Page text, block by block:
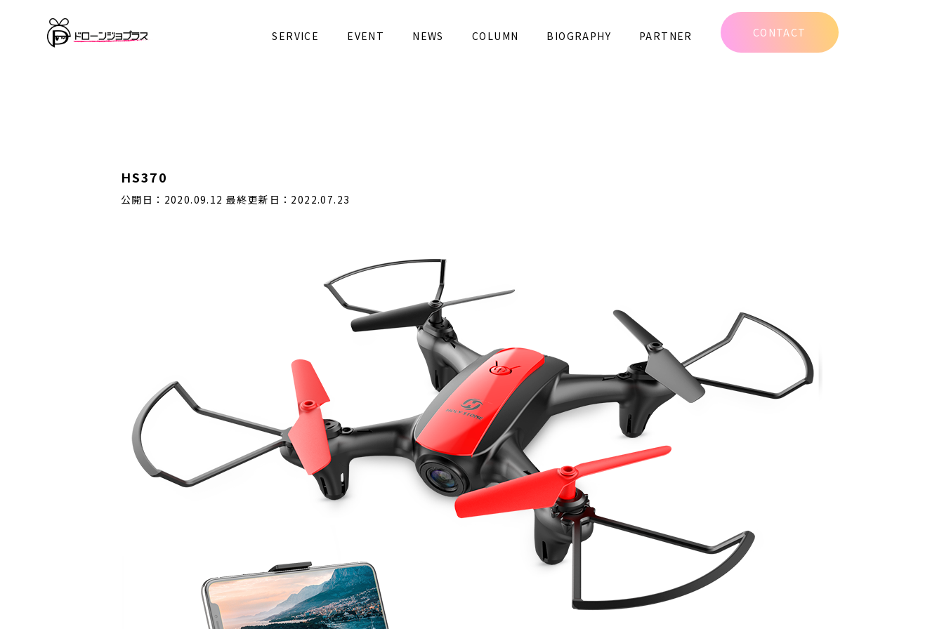
SERVICE EVENT NEWS COLUMN BIOGRAPHY PARTNER CONTACT
: Undefined array key 0 in on line
: Attempt to read property "cat_name" on null in /home/kanatta/drone-girls.com/public_html/wp-content/themes/djp_new/single.php
HS370
公開日：2020.09.12 最終更新日：2022.07.23